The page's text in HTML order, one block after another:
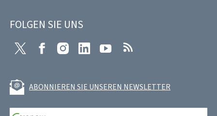
FOLGEN SIE UNS
Twitter FacebookInstagramLinkedIn Youtube
ABONNIEREN SIE UNSEREN NEWSLETTER